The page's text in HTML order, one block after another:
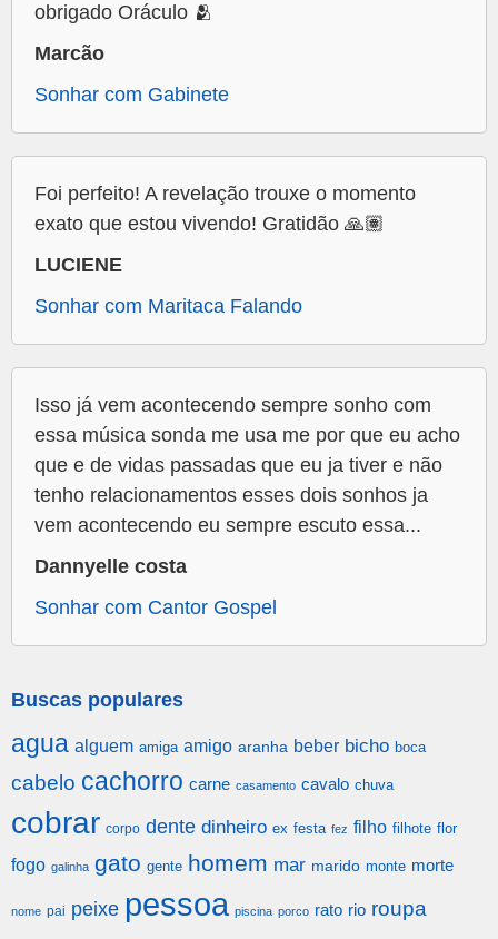
obrigado Oráculo 🫂
Marcão
Sonhar com Gabinete
Foi perfeito! A revelação trouxe o momento
exato que estou vivendo! Gratidão 🙏🏽
LUCIENE
Sonhar com Maritaca Falando
Isso já vem acontecendo sempre sonho com
essa música sonda me usa me por que eu acho
que e de vidas passadas que eu ja tiver e não
tenho relacionamentos esses dois sonhos ja
vem acontecendo eu sempre escuto essa...
Dannyelle costa
Sonhar com Cantor Gospel
Buscas populares
agua alguem amiga amigo aranha beber bicho boca
cabelo cachorro carne casamento cavalo chuva
cobrar corpo dente dinheiro ex festa fez filho filhote flor
fogo galinha gato gente homem mar marido monte morte
nome pai peixe pessoa piscina porco rato rio roupa